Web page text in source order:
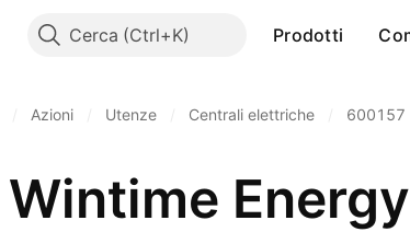
Cerca Prodotti
Azioni Utenze Centrali elettriche 600157
Wintime